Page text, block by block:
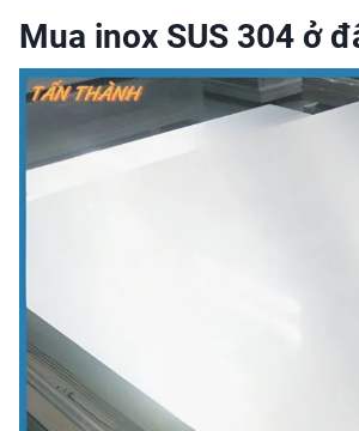
Mua inox SUS 304 ở